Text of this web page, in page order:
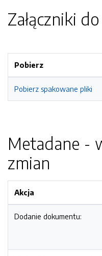
Załączniki
Pobierz
Pobierz spakowane pliki
Metadane -
zmian
Akcja
Dodanie dokumentu: